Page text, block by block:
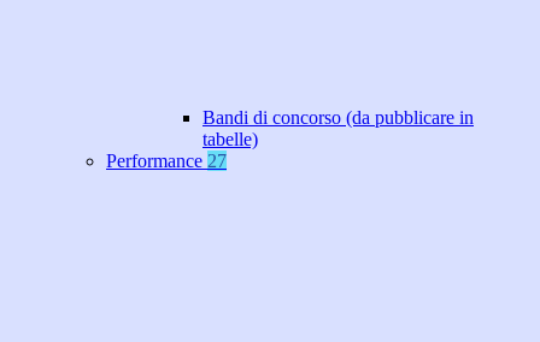
Bandi di concorso (da pubblicare in
tabelle)
Performance 27